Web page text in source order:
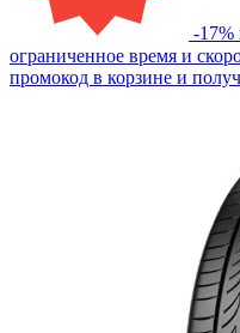
-17%
ограниченное время и
промокод в корзине и